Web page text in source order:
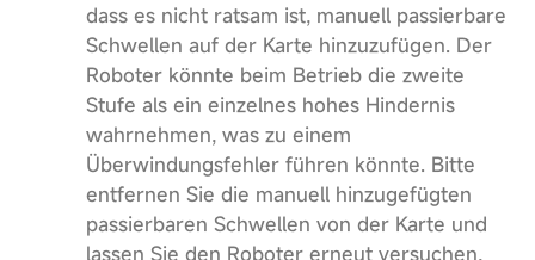
dass es nicht ratsam ist, manuell passierbare
Schwellen auf der Karte hinzuzufügen. Der
Roboter könnte beim Betrieb die zweite
Stufe als ein einzelnes hohes Hindernis
wahrnehmen, was zu einem
Überwindungsfehler führen könnte. Bitte
entfernen Sie die manuell hinzugefügten
passierbaren Schwellen von der Karte und
lassen Sie den Roboter erneut versuchen,